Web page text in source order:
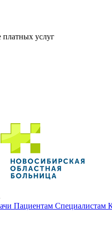
платных услуг
Пациентам Специалистам